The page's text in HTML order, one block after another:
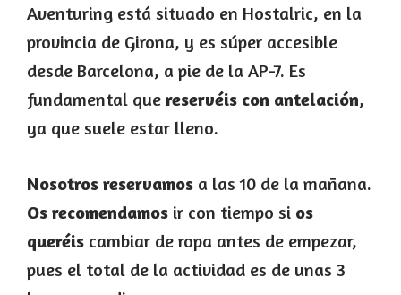
Aventuring está situado en Hostalric, en la
provincia de Girona, y es súper accesible
desde Barcelona, a pie de la AP-7. Es
fundamental que reservéis con antelación,
ya que suele estar lleno.
Nosotros reservamos a las 10 de la mañana.
Os recomendamos ir con tiempo si os
queréis cambiar de ropa antes de empezar,
pues el total de la actividad es de unas 3